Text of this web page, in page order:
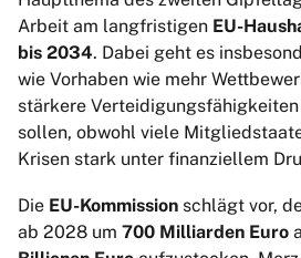
Arbeit am langfristigen EU-
bis 2034. Dabei geht es
wie Vorhaben wie mehr
stärkere
sollen, obwohl viele
Krisen stark unter finanziellem
Die EU-Kommission schlägt vor,
ab 2028 um 700 Milliarden Euro